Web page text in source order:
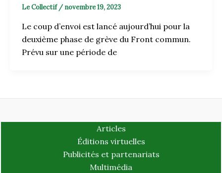
Le Collectif / novembre 19, 2023
Le coup d’envoi est lancé aujourd’hui pour la
deuxième phase de grève du Front commun.
Prévu sur une période de
Articles
Éditions virtuelles
Publicités et partenariats
Multimédia